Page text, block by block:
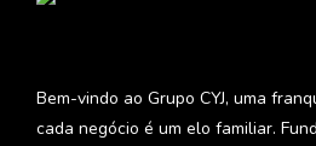
Bem-vindo ao Grupo CYJ, uma
cada negócio é um elo familiar.